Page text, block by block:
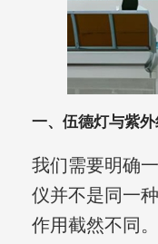
一、伍德灯与紫
我们需要明确
仪并不是同一
作用截然不同